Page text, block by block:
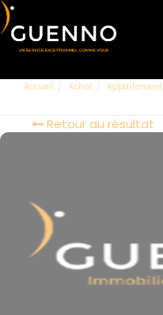
Accueil Achat Appartement
Retour au résultat